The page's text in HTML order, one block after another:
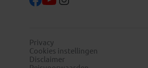
Privacy
Cookies instellingen
Disclaimer